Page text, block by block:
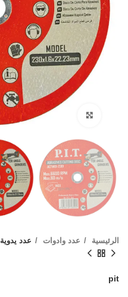
Click to enlarge
الرئيسية عدد وادوات عدد يدوية
pit